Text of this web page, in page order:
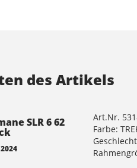
des Artikels
SLR 6 62
Art.Nr.
Farbe: